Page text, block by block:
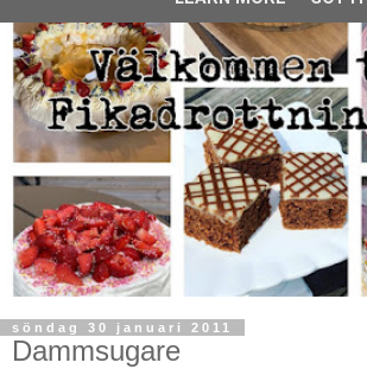
söndag 30 januari 2011
Dammsugare